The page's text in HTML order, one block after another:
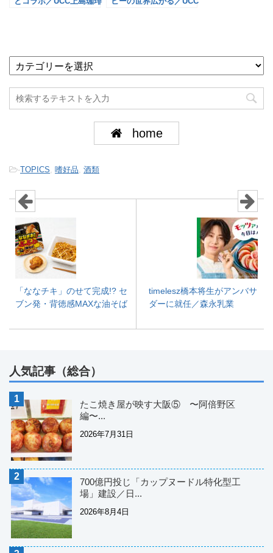
home
-TOPICS 嗜好品 酒類
「ななチキ」のせて完成!? セ
ブン発・背徳感MAXな油そば
timelesz橋本将生がアンバサ
ダーに就任／森永乳業
人気記事（総合）
たこ焼き屋が映す大阪⑤ 〜阿倍野区
編〜...
2026年7月31日
700億円投じ「カップヌードル特化型工
場」建設／日...
2026年8月4日